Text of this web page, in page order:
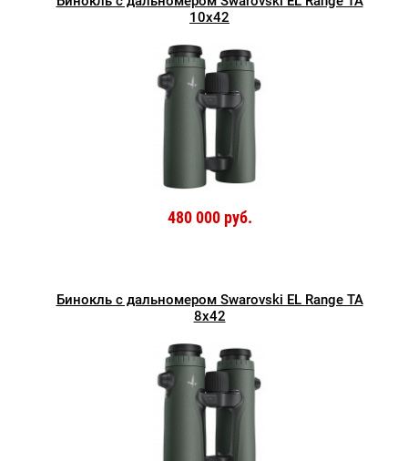
10x42
480 000 руб.
Бинокль с дальномером Swarovski EL Range TA
8x42